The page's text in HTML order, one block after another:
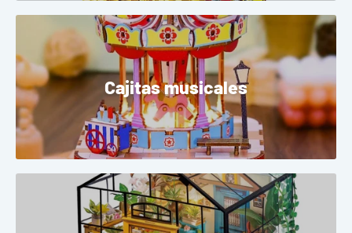
Cajitas musicales